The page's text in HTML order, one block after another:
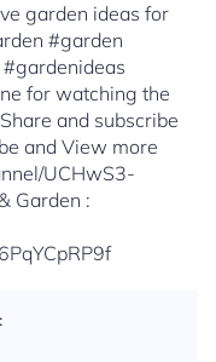
garden ideas for
#garden
for watching the
and subscribe
and View more
UCHwS3-
Garden :